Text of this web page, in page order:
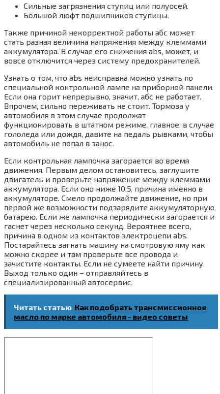
Сильные загрязнения ступиц или полуосей.
Большой люфт подшипников ступицы.
Также причиной некорректной работы абс может
стать разная величина напряжения между клеммами
аккумулятора. В случае его снижения abs, может, и
вовсе отключится через систему предохранителей.
Узнать о том, что abs неисправна можно узнать по
специальной контрольной лампе на приборной панели.
Если она горит непрерывно, значит, абс не работает.
Впрочем, сильно переживать не стоит. Тормоза у
автомобиля в этом случае продолжат
функционировать в штатном режиме, главное, в случае
гололеда или дождя, давите на педаль рывками, чтобы
автомобиль не попал в занос.
Если контрольная лампочка загорается во время
движения. Первым делом остановитесь, заглушите
двигатель и проверьте напряжение между клеммами
аккумулятора. Если оно ниже 10,5, причина именно в
аккумуляторе. Смело продолжайте движение, но при
первой же возможности подзарядите аккумуляторную
батарею. Если же лампочка периодически загорается и
гаснет через несколько секунд. Вероятнее всего,
причина в одном из контактов электроцепи abs.
Постарайтесь загнать машину на смотровую яму как
можно скорее и там проверьте все провода и
зачистите контакты. Если не сумеете найти причину.
Выход только один – отправляйтесь в
специализированный автосервис.
Читать статью Как подобрать трансмиссионное
масло по марке автомобиля - видео советы